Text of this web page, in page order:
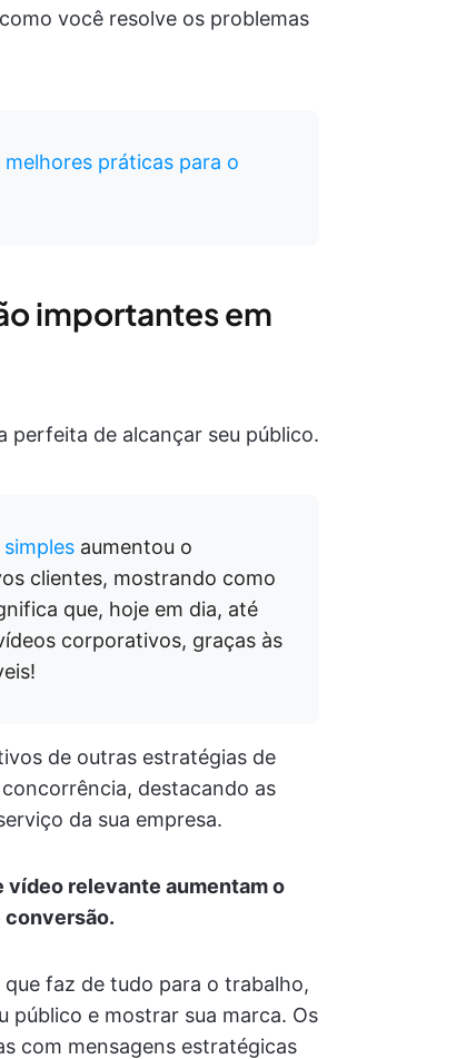
você resolve os problemas
práticas para o
importantes em
perfeita de alcançar seu público.
aumentou o
clientes, mostrando como
que, hoje em dia, até
corporativos, graças às
de outras estratégias de
destacando as
da sua empresa.
vídeo relevante aumentam o
conversão.
que faz de tudo para o trabalho,
público e mostrar sua marca. Os
com mensagens estratégicas